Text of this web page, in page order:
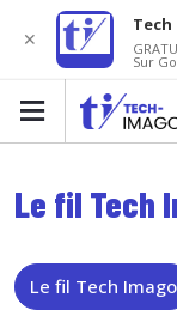
Le fil Tech
Le fil Tech Imago
✕
Tech
Sur